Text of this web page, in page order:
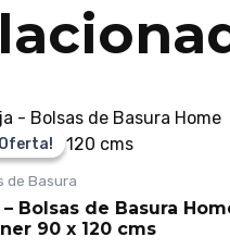
de Basura
– Bolsas de Basura
90 x 120 cms
El
precio
original
era:
$34.000.
El
precio
actual